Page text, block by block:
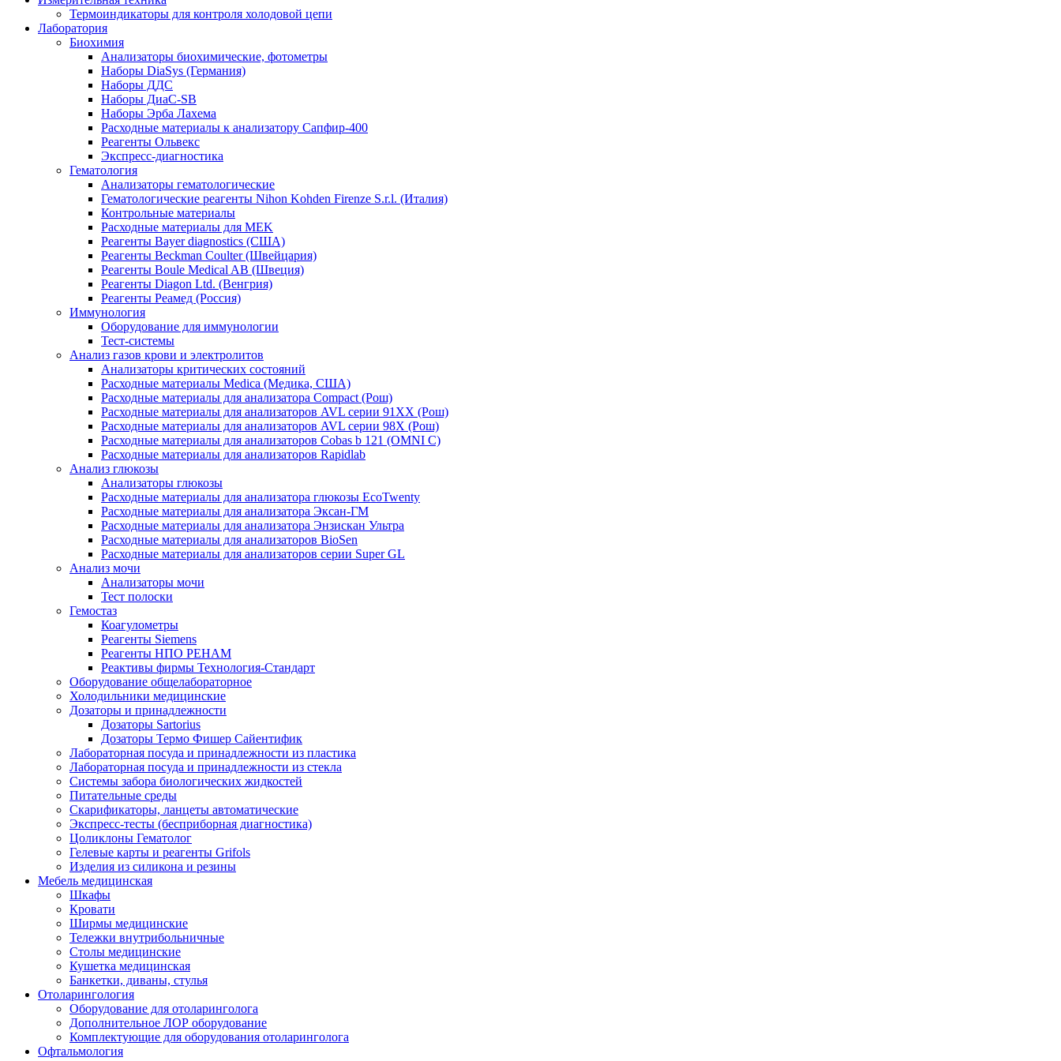
Термоиндикаторы для контроля холодовой цепи
Лаборатория
Биохимия
Анализаторы биохимические, фотометры
Наборы DiaSys (Германия)
Наборы ДДС
Наборы ДиаС-SB
Наборы Эрба Лахема
Расходные материалы к анализатору Сапфир-400
Реагенты Ольвекс
Экспресс-диагностика
Гематология
Анализаторы гематологические
Гематологические реагенты Nihon Kohden Firenze S.r.l. (Италия)
Контрольные материалы
Расходные материалы для MEK
Реагенты Bayer diagnostics (США)
Реагенты Beckman Coulter (Швейцария)
Реагенты Boule Medical AB (Швеция)
Реагенты Diagon Ltd. (Венгрия)
Реагенты Реамед (Россия)
Иммунология
Оборудование для иммунологии
Тест-системы
Анализ газов крови и электролитов
Анализаторы критических состояний
Расходные материалы Medica (Медика, США)
Расходные материалы для анализатора Compact (Рош)
Расходные материалы для анализаторов AVL серии 91ХХ (Рош)
Расходные материалы для анализаторов AVL серии 98Х (Рош)
Расходные материалы для анализаторов Cobas b 121 (OMNI C)
Расходные материалы для анализаторов Rapidlab
Анализ глюкозы
Анализаторы глюкозы
Расходные материалы для анализатора глюкозы EcoTwenty
Расходные материалы для анализатора Эксан-ГМ
Расходные материалы для анализатора Энзискан Ультра
Расходные материалы для анализаторов BioSen
Расходные материалы для анализаторов серии Super GL
Анализ мочи
Анализаторы мочи
Тест полоски
Гемостаз
Коагулометры
Реагенты Siemens
Реагенты НПО РЕНАМ
Реактивы фирмы Технология-Стандарт
Оборудование общелабораторное
Холодильники медицинские
Дозаторы и принадлежности
Дозаторы Sartorius
Дозаторы Термо Фишер Сайентифик
Лабораторная посуда и принадлежности из пластика
Лабораторная посуда и принадлежности из стекла
Системы забора биологических жидкостей
Питательные среды
Скарификаторы, ланцеты автоматические
Экспресс-тесты (бесприборная диагностика)
Цоликлоны Гематолог
Гелевые карты и реагенты Grifols
Изделия из силикона и резины
Мебель медицинская
Шкафы
Кровати
Ширмы медицинские
Тележки внутрибольничные
Столы медицинские
Кушетка медицинская
Банкетки, диваны, стулья
Отоларингология
Оборудование для отоларинголога
Дополнительное ЛОР оборудование
Комплектующие для оборудования отоларинголога
Офтальмология